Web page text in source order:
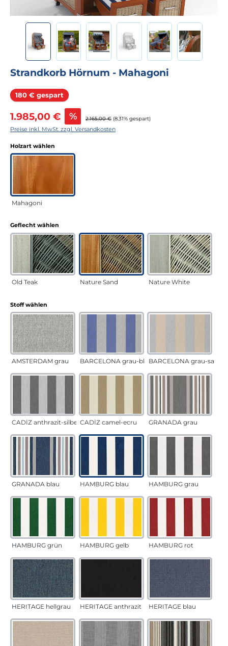
Strandkorb Hörnum - Mahagoni
180 € gespart Rabatt
Verkaufspreis:
1.985,00 € % Regulärer Preis:
2.165,00 € (8.31% gespart)
Preise inkl. MwSt. zzgl. Versandkosten
Holzart wählen
Mahagoni
Geflecht wählen
Old Teak Nature Sand Nature White
Stoff wählen
AMSTERDAM grau BARCELONA grau-blauBARCELONA grau-sand
CADÍZ anthrazit-silber CADÍZ camel-ecru GRANADA grau
GRANADA blau HAMBURG blau HAMBURG grau
HAMBURG grün HAMBURG gelb HAMBURG rot
HERITAGE hellgrau HERITAGE anthrazit HERITAGE blau